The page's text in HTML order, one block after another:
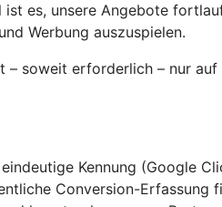
es, unsere Angebote
Werbung auszuspielen.
soweit erforderlich – nur
Kennung (Google
Conversion-